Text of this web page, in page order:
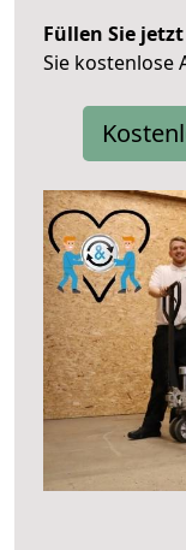
Füllen Sie
Sie kostenlose